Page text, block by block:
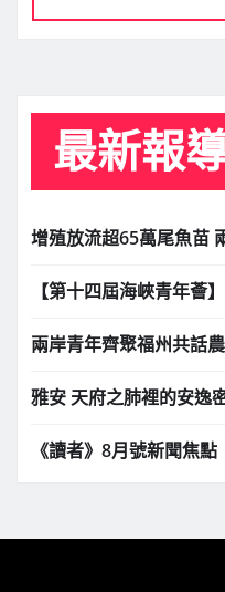
最新報
增殖放流超65萬尾魚苗
【第十四屆海峽青年薈
兩岸青年齊聚福州共話
雅安 天府之肺裡的安逸
《讀者》8月號新聞焦點